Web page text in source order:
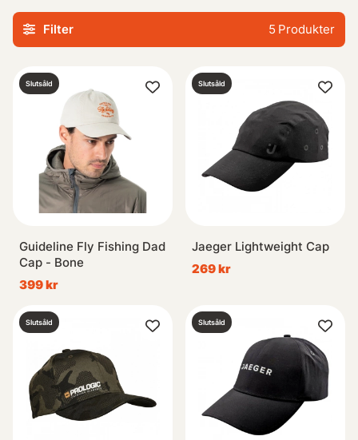
mönster i linje med den senaste trenden inom
baseballkepsar.
Vare sig det handlar om solskydd på vandringsturen eller
helt enkelt komplettera din look med stil, kan vi erbjuda
rätt modell åt dig! Utforska vårt urval idag och lägg till den
perfekta Dad Cap:en i din samling.
Filter 5 Produkter
Slutsåld
Guideline Fly Fishing Dad
Cap - Bone
399 kr
Slutsåld
Jaeger Lightweight Cap
269 kr
Slutsåld Slutsåld